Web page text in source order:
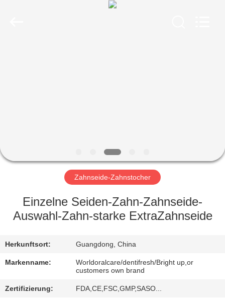
ÜBER
UNS
FABRIK-
AUSFLUG
QUALITÄTSKONTROLLE
SIE
Zahnseide-Zahnstocher
Einzelne Seiden-Zahn-Zahnseide-
Auswahl-Zahn-starke ExtraZahnseide
Herkunftsort: Guangdong, China
Markenname:
Worldoralcare/dentifresh/Bright up,or
customers own brand
Zertifizierung: FDA,CE,FSC,GMP,SASO...